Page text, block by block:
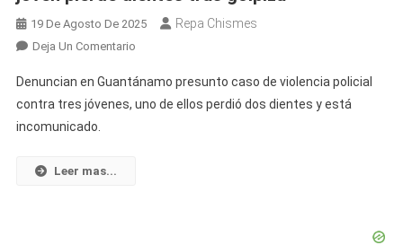
19 De Agosto De 2025 Repa Chismes
Deja Un ComentarioEn
Agresión
Policial
Denuncian en Guantánamo presunto caso de violencia policial
contra tres jóvenes, uno de ellos perdió dos dientes y está
incomunicado.
Leer mas...